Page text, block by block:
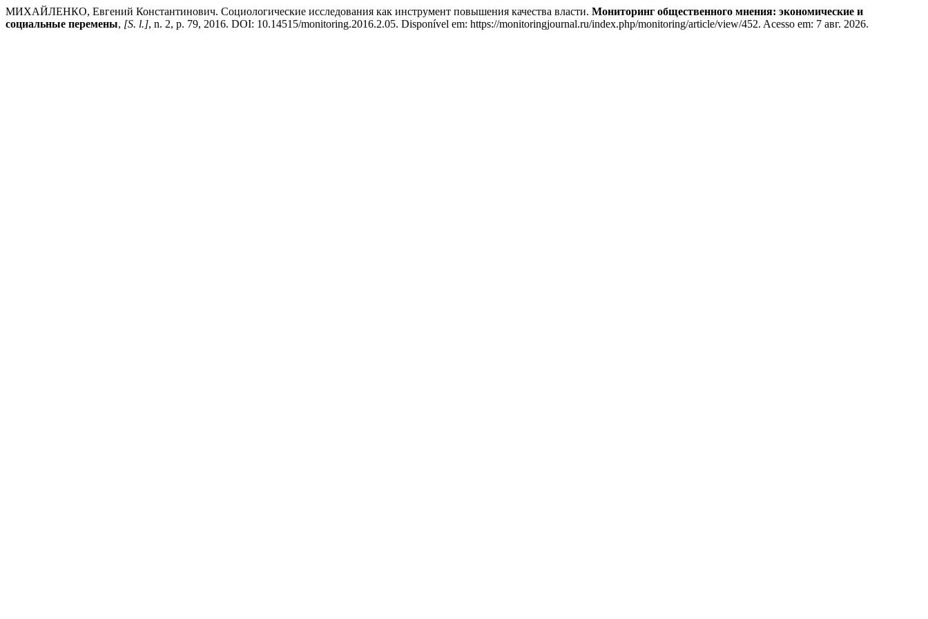
МИХАЙЛЕНКО, Евгений Константинович. Социологические исследования как инструмент повышения качества власти. Мониторинг общественного мнения: экономические и
социальные перемены, [S. l.], n. 2, p. 79, 2016. DOI: 10.14515/monitoring.2016.2.05. Disponível em: https://monitoringjournal.ru/index.php/monitoring/article/view/452. Acesso em: 7 авг. 2026.